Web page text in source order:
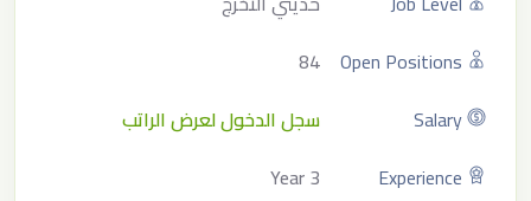
Open Positions
84
Salary
سجل الدخول لعرض الراتب
Experience
3 Year